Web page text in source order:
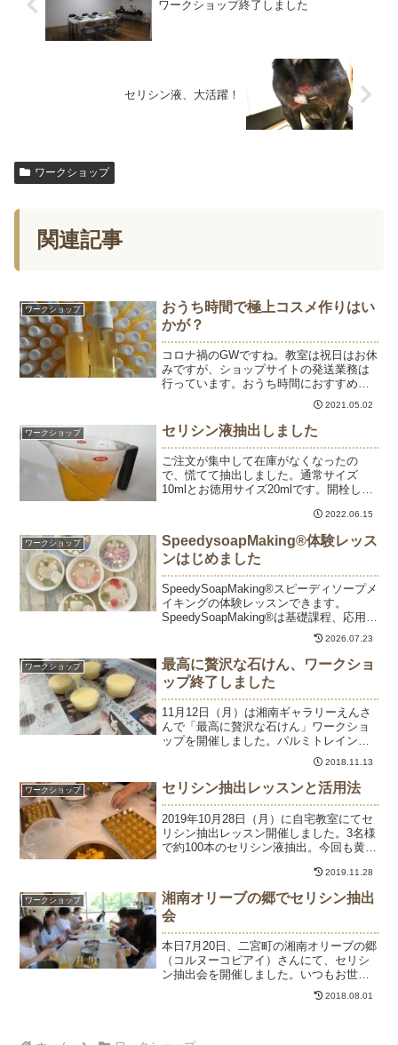
ワークショップ終了しました
セリシン液、大活躍！
ワークショップ
関連記事
ワークショップ
おうち時間で極上コスメ作りはい
かが？
コロナ禍のGWですね。教室は祝日はお休
みですが、ショップサイトの発送業務は
行っています。おうち時間におすすめな
のが、黄金繭を煮出して作る天然シルク
の美容液作り。キッチンにある道具とキ
ットでセリシン液を20本抽出できます。
こちらの動画はオンラ...
2021.05.02
ワークショップ セリシン液抽出しました
ご注文が集中して在庫がなくなったの
で、慌てて抽出しました。通常サイズ
10mlとお徳用サイズ20mlです。開栓しな
くさん作っておいてもいいのだけれど、
やっぱりできたてを使っていただきたい
なと思っています。...
2022.06.15
ワークショップ
SpeedysoapMaking®体験レッス
ンはじめました
SpeedySoapMaking®スピーディソープメ
イキングの体験レッスンできます。
SpeedySoapMaking®は基礎課程、応用課
程のコースレッスンになりますが、
SpeedySoapMaking®の石けんを自分の肌
で試したい、どんなふ...
2026.07.23
ワークショップ
最高に贅沢な石けん、ワークショ
ップ終了しました
11月12日（月）は湘南ギャラリーえんさ
んで「最高に贅沢な石けん」ワークショ
ップを開催しました。パルミトレイン酸
たっぷりのマカダミアナッツと、そのま
ま保湿クリームとして使えるシアバター
たっぷりの贅沢石けん。道具が少なく、
安全に作れるペットボ...
2018.11.13
ワークショップ セリシン抽出レッスンと活用法
2019年10月28日（月）に自宅教室にてセ
リシン抽出レッスン開催しました。3名様
で約100本のセリシン液抽出。今回も黄金
外線が強い夏も、季節の変わり目の秋
も、乾燥が気になる冬も、花粉症の春
も、オールシー...
2019.11.28
ワークショップ
湘南オリーブの郷でセリシン抽出
会
本日7月20日、二宮町の湘南オリーブの郷
（コルヌーコピアイ）さんにて、セリシ
ン抽出会を開催しました。いつもお世話
になっているお仲間のリクエストで内々
の会の予定でしたが、徐々に輪が広がっ
2018.08.01